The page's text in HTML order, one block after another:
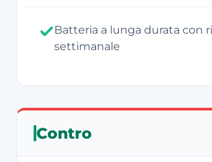
Batteria a lunga durata con
settimanale
Contro